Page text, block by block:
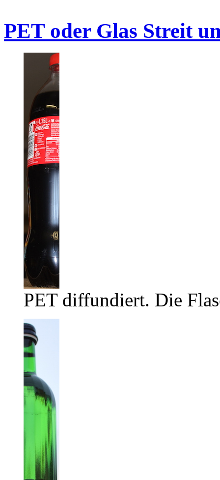
PET oder Glas Streit
PET diffundiert. Die